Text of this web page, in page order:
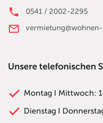
0541 / 2002-2295
Unsere telefonischen
Montag I Mittwoch:
Dienstag I